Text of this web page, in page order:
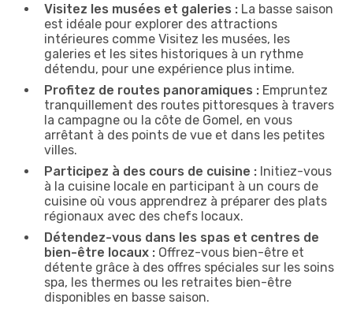
Visitez les musées et galeries : La basse saison
est idéale pour explorer des attractions
intérieures comme Visitez les musées, les
galeries et les sites historiques à un rythme
détendu, pour une expérience plus intime.
Profitez de routes panoramiques : Empruntez
tranquillement des routes pittoresques à travers
la campagne ou la côte de Gomel, en vous
arrêtant à des points de vue et dans les petites
villes.
Participez à des cours de cuisine : Initiez-vous
à la cuisine locale en participant à un cours de
cuisine où vous apprendrez à préparer des plats
régionaux avec des chefs locaux.
Détendez-vous dans les spas et centres de
bien-être locaux : Offrez-vous bien-être et
détente grâce à des offres spéciales sur les soins
spa, les thermes ou les retraites bien-être
disponibles en basse saison.